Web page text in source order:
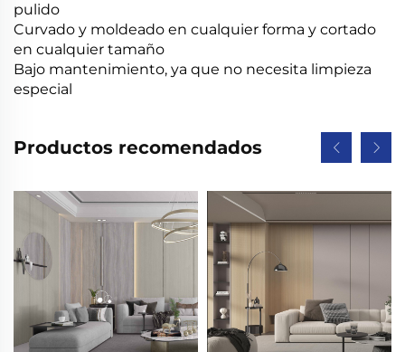
pulido
Curvado y moldeado en cualquier forma y cortado
en cualquier tamaño
Bajo mantenimiento, ya que no necesita limpieza
especial
Productos recomendados